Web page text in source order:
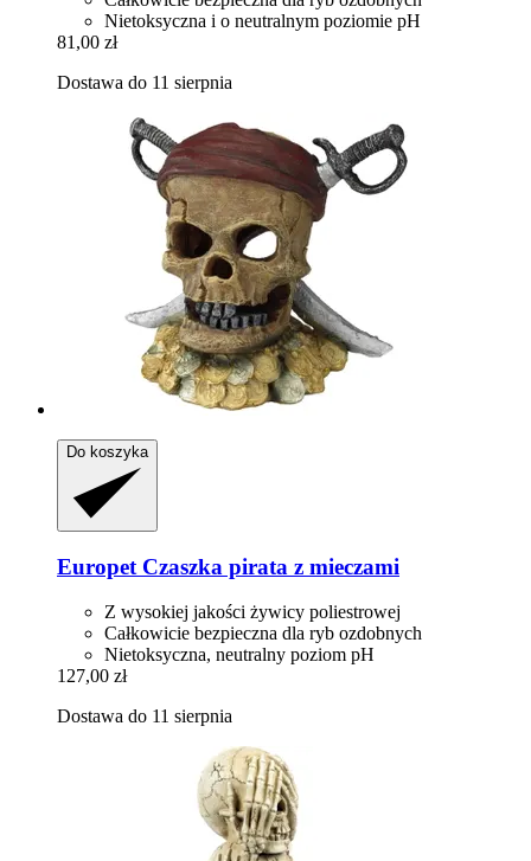
Nietoksyczna i o neutralnym poziomie pH
81,00 zł
Dostawa do 11 sierpnia
Do koszyka
Europet Czaszka pirata z mieczami
Z wysokiej jakości żywicy poliestrowej
Całkowicie bezpieczna dla ryb ozdobnych
Nietoksyczna, neutralny poziom pH
127,00 zł
Dostawa do 11 sierpnia